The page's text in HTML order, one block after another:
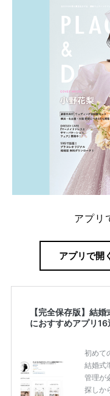
一番お
解決し
アプリ
アプリで開
【完全保存版】結
におすすめアプリ
初めて
結婚式
管理が
探しか